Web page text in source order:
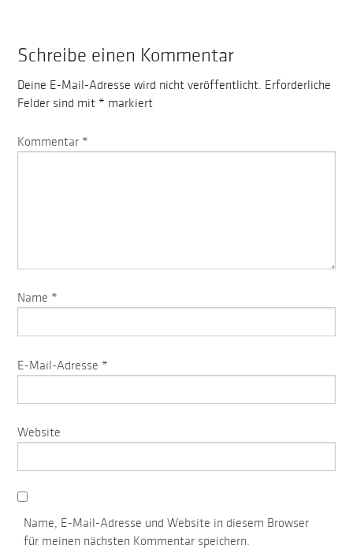
Schreibe einen Kommentar
Deine E-Mail-Adresse wird nicht veröffentlicht. Erforderliche
Felder sind mit* markiert
Kommentar *
Name *
E-Mail-Adresse *
Website
Name, E-Mail-Adresse und Website in diesem Browser
für meinen nächsten Kommentar speichern.